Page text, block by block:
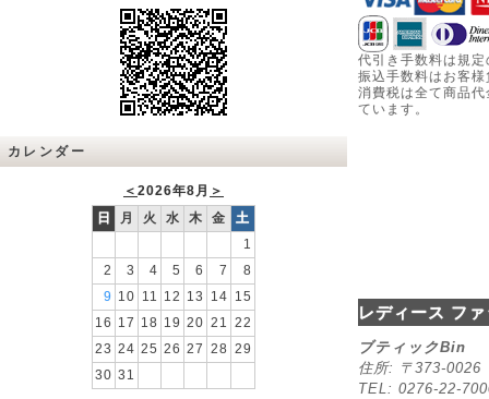
カレンダー
＜ 2026年8月 ＞
日
月 火 水 木 金
土
1
2
3 4 5 6 7
8
9 10 11 12 13 14 15
16 17 18 19 20 21 22
23 24 25 26 27 28 29
30 31
代引き手数料は規
振込手数料はお客
消費税は全て商品
ています。
レディース フ
ブティックBin
住所: 〒373-
TEL: 0276-22-